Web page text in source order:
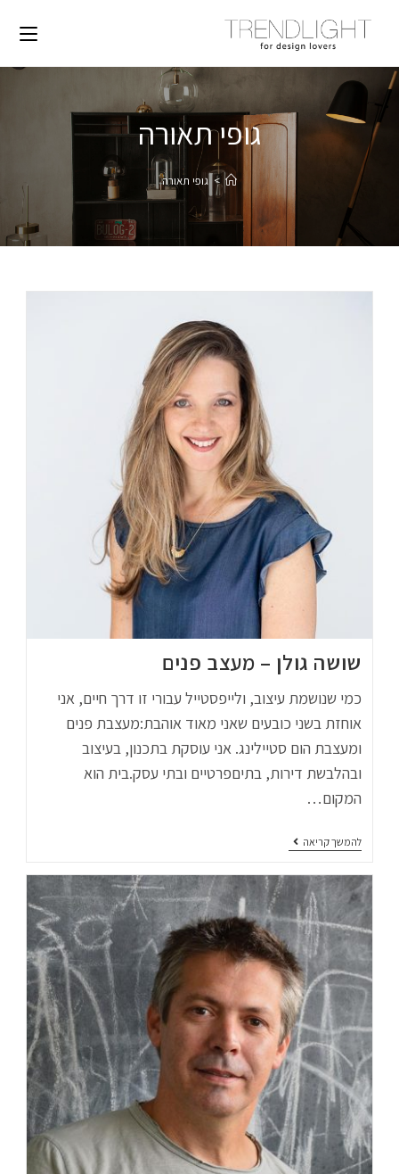
גופי תאורה
> גופי תאורה
שושה גולן – מעצב פנים
כמי שנושמת עיצוב, ולייפסטייל עבורי זו דרך חיים, אני
אוחזת בשני כובעים שאני מאוד אוהבת:מעצבת פנים
ומעצבת הום סטיילינג. אני עוסקת בתכנון, בעיצוב
ובהלבשת דירות, בתיםפרטיים ובתי עסק.בית הוא
המקום…
להמשך קריאה